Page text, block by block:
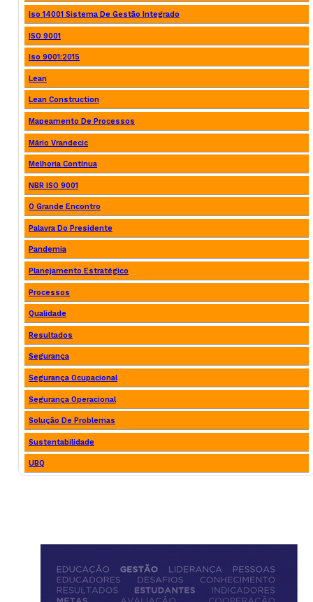
Iso 14001 Sistema De Gestão Integrado
ISO 9001
Iso 9001:2015
Lean
Lean Construction
Mapeamento De Processos
Mário Vrandecic
Melhoria Contínua
NBR ISO 9001
O Grande Encontro
Palavra Do Presidente
Pandemia
Planejamento Estratégico
Processos
Qualidade
Resultados
Segurança
Segurança Ocupacional
Segurança Operacional
Solução De Problemas
Sustentabilidade
UBQ